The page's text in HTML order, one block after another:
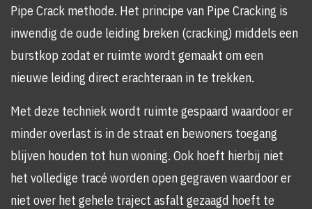
Pipe Crack methode. Het principe van Pipe Cracking is
inwendig de oude leiding breken (cracking) middels een
burstkop zodat er ruimte wordt gemaakt om een
nieuwe leiding direct erachteraan in te trekken.
Met deze techniek wordt ruimte gespaard waardoor er
minder overlast is in de straat en bewoners toegang
blijven houden tot hun woning. Ook hoeft hierbij niet
het volledige tracé worden open gegraven waardoor er
niet over het gehele traject asfalt gezaagd hoeft te